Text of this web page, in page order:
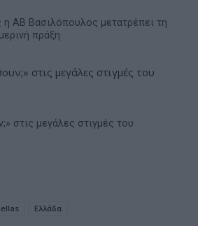
η ΑΒ Βασιλόπουλος μετατρέπει τη
πράξη
στις μεγάλες στιγμές του
Ελλάδα